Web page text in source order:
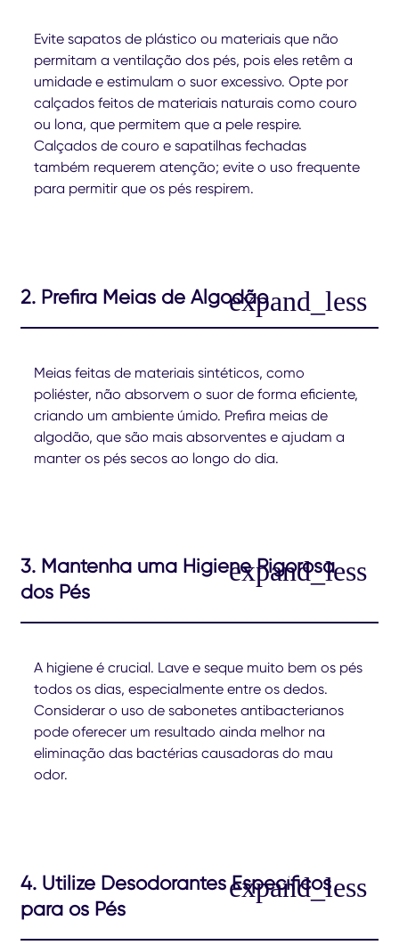
Evite sapatos de plástico ou materiais que não
permitam a ventilação dos pés, pois eles retêm a
umidade e estimulam o suor excessivo. Opte por
calçados feitos de materiais naturais como couro
ou lona, que permitem que a pele respire.
Calçados de couro e sapatilhas fechadas
também requerem atenção; evite o uso frequente
para permitir que os pés respirem.
2. Prefira Meias de Algodão
Meias feitas de materiais sintéticos, como
poliéster, não absorvem o suor de forma eficiente,
criando um ambiente úmido. Prefira meias de
algodão, que são mais absorventes e ajudam a
manter os pés secos ao longo do dia.
3. Mantenha uma Higiene Rigorosa
dos Pés
A higiene é crucial. Lave e seque muito bem os pés
todos os dias, especialmente entre os dedos.
Considerar o uso de sabonetes antibacterianos
pode oferecer um resultado ainda melhor na
eliminação das bactérias causadoras do mau
odor.
4. Utilize Desodorantes Específicos
para os Pés